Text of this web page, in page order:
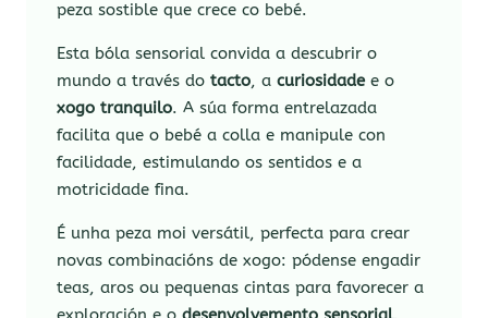
peza sostible que crece co bebé.
Esta bóla sensorial convida a descubrir o
mundo a través dotacto, acuriosidadee o
xogo tranquilo. A súa forma entrelazada
facilita que o bebé a colla e manipule con
facilidade, estimulando os sentidos e a
motricidade fina.
É unha peza moi versátil, perfecta para crear
novas combinacións de xogo: pódense engadir
teas, aros ou pequenas cintas para favorecer a